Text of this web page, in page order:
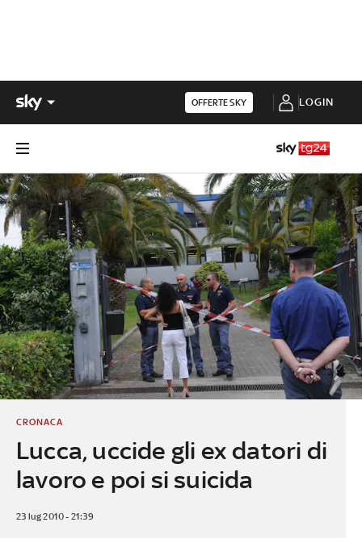
OFFERTE SKY LOGIN
Lucca, uccide gli ex datori di
lavoro e poi si suicida
CRONACA
23 lug 2010 - 21:39